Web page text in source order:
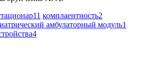
11 комплаентность2
амбулаторный модуль1
4